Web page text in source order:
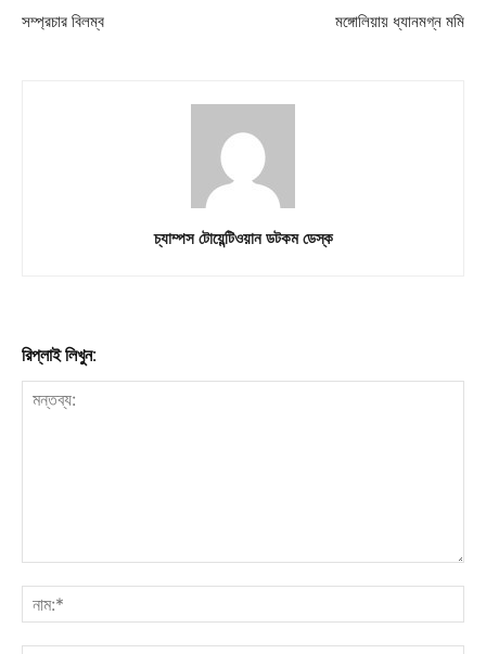
সম্প্রচার বিলম্ব মঙ্গোলিয়ায় ধ্যানমগ্ন মমি
চ্যাম্পস টোয়েন্টিওয়ান ডটকম ডেস্ক
রিপ্লাই লিখুন: